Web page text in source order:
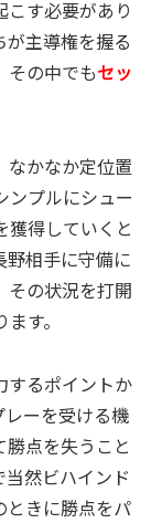
す必要があり
が主導権を握る
その中でもセッ
なかなか定位置
ンプルにシュー
獲得していくと
野相手に守備に
その状況を打開
す。
するポイントか
ーを受ける機
点を失うこと
然ビハインド
ときに勝点をパ